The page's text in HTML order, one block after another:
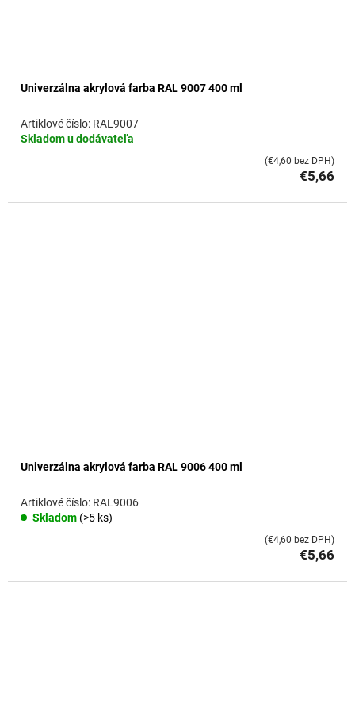
Univerzálna akrylová farba RAL 9007 400 ml
Skladom u dodávateľa
RAL9007
€5,66
(€4,60 bez DPH)
Univerzálna akrylová farba RAL 9006 400 ml
Skladom (>5 ks)
RAL9006
€5,66
(€4,60 bez DPH)